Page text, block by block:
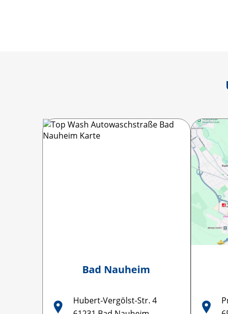
Bad Nauheim
Hubert-Vergölst-Str. 4